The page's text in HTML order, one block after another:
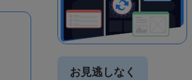
お見逃しなく